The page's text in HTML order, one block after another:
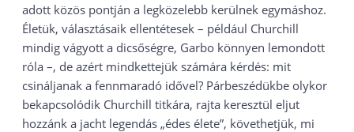
adott közös pontján a legközelebb kerülnek egymáshoz.
Életük, választásaik ellentétesek – például Churchill
mindig vágyott a dicsőségre, Garbo könnyen lemondott
róla –, de azért mindkettejük számára kérdés: mit
csináljanak a fennmaradó idővel? Párbeszédükbe olykor
bekapcsolódik Churchill titkára, rajta keresztül eljut
hozzánk a jacht legendás „édes élete”, követhetjük, mi